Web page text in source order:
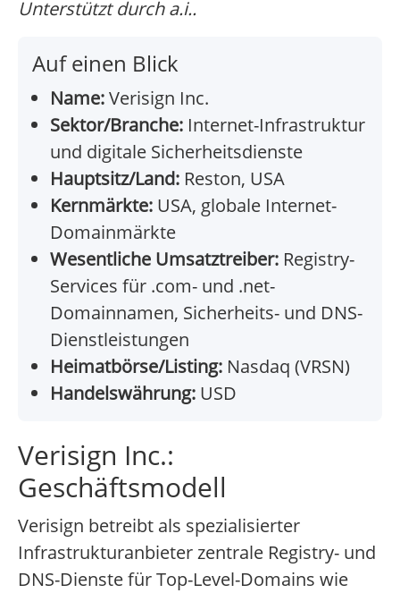
Unterstützt durch a.i..
Auf einen Blick
Name:Verisign Inc.
Sektor/Branche: Internet-Infrastruktur
und digitale Sicherheitsdienste
Hauptsitz/Land: Reston, USA
Kernmärkte: USA, globale Internet-
Domainmärkte
Wesentliche Umsatztreiber: Registry-
Services für .com- und .net-
Domainnamen, Sicherheits- und DNS-
Dienstleistungen
Heimatbörse/Listing: Nasdaq (VRSN)
Handelswährung: USD
Verisign Inc.:
Geschäftsmodell
Verisign betreibt als spezialisierter
Infrastrukturanbieter zentrale Registry- und
DNS-Dienste für Top-Level-Domains wie